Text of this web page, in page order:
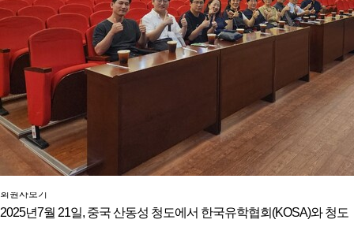
Q&A
언론보도
메뉴 백그라운드
KOSA 소개
한국유학협회란
협회장 인사말
임원진소개
조직도
역대회장단
회칙/정관
윤리강령
절차대행 표준약관
회원사인증
회원사보기
정회원(유학원)
학교회원
2025년7월 21일, 중국 산동성 청도에서 한국유학협회(KOSA)와 청도